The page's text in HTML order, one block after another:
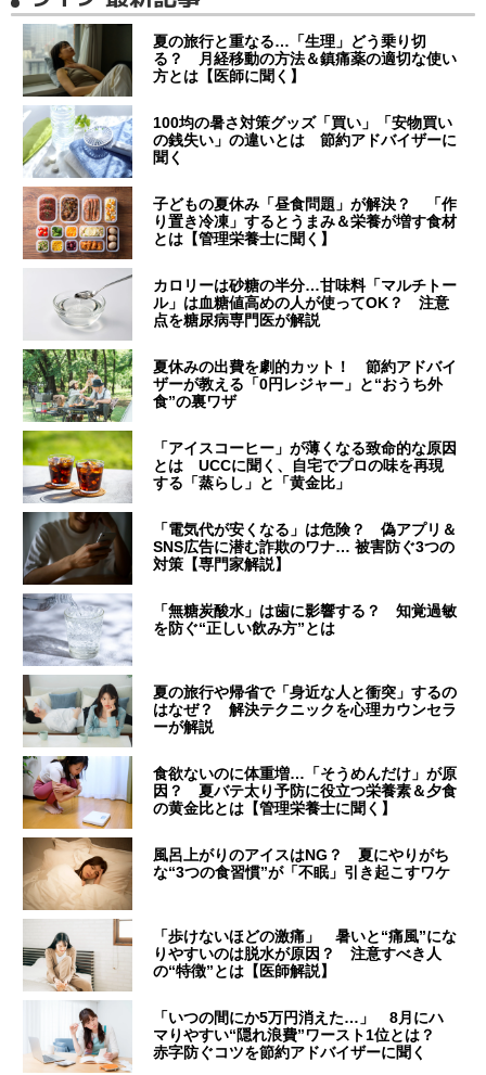
夏の旅行と重なる…「生理」どう乗り切
る？ 月経移動の方法＆鎮痛薬の適切な使い
方とは【医師に聞く】
100均の暑さ対策グッズ「買い」「安物買い
の銭失い」の違いとは 節約アドバイザーに
聞く
子どもの夏休み「昼食問題」が解決？ 「作
り置き冷凍」するとうまみ＆栄養が増す食材
とは【管理栄養士に聞く】
カロリーは砂糖の半分…甘味料「マルチトー
ル」は血糖値高めの人が使ってOK？ 注意
点を糖尿病専門医が解説
夏休みの出費を劇的カット！ 節約アドバイ
ザーが教える「0円レジャー」と“おうち外
食”の裏ワザ
「アイスコーヒー」が薄くなる致命的な原因
とは UCCに聞く、自宅でプロの味を再現
する「蒸らし」と「黄金比」
「電気代が安くなる」は危険？ 偽アプリ＆
SNS広告に潜む詐欺のワナ… 被害防ぐ3つの
対策【専門家解説】
「無糖炭酸水」は歯に影響する？ 知覚過敏
を防ぐ“正しい飲み方”とは
夏の旅行や帰省で「身近な人と衝突」するの
はなぜ？ 解決テクニックを心理カウンセラ
ーが解説
食欲ないのに体重増…「そうめんだけ」が原
因？ 夏バテ太り予防に役立つ栄養素＆夕食
の黄金比とは【管理栄養士に聞く】
風呂上がりのアイスはNG？ 夏にやりがち
な“3つの食習慣”が「不眠」引き起こすワケ
「歩けないほどの激痛」 暑いと“痛風”にな
りやすいのは脱水が原因？ 注意すべき人
の“特徴”とは【医師解説】
「いつの間にか5万円消えた…」 8月にハ
マりやすい“隠れ浪費”ワースト1位とは？
赤字防ぐコツを節約アドバイザーに聞く